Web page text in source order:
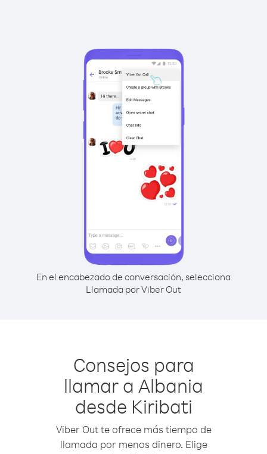
En el encabezado de conversación, selecciona
Llamada por Viber Out
Consejos para
llamar a Albania
desde Kiribati
Viber Out te ofrece más tiempo de
llamada por menos dinero. Elige